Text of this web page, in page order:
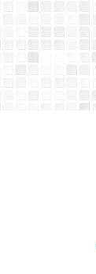
Перейти